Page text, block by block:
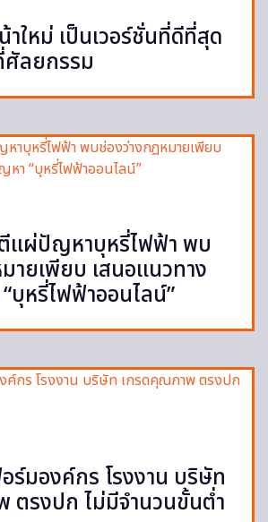
าใหม่ เป็นเวอร์ชั่นที่ดีที่สุด
ลยกรรม
แผ่ปัญหาบุหรี่ไฟฟ้า พบ
ายเพียบ เสนอแนวทาง
บุหรี่ไฟฟ้าออนไลน์”
มองค์กร โรงงาน บริษัท
ตรงปก ไม่มีจำนวนขั้นต่ำ